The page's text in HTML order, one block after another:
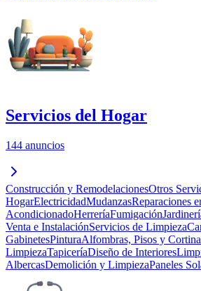
Servicios del Hogar
144 anuncios
Construcción y RemodelacionesOtros
HogarElectricidadMudanzasReparaciones
AcondicionadoHerreríaFumigación
Venta e InstalaciónServicios de Limpieza
GabinetesPinturaAlfombras, Pisos y
LimpiezaTapiceríaDiseño de Interiores
AlbercasDemolición y LimpiezaPaneles